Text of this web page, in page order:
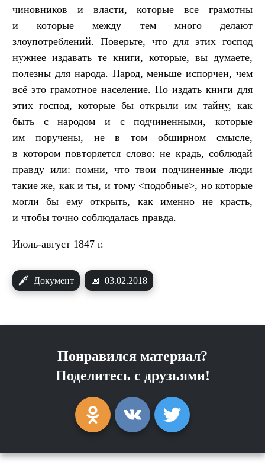
чиновников и власти, которые все грамотны
и которые между тем много делают
злоупотреблений. Поверьте, что для этих господ
нужнее издавать те книги, которые, вы думаете,
полезны для народа. Народ, меньше испорчен, чем
всё это грамотное население. Но издать книги для
этих господ, которые бы открыли им тайну, как
быть с народом и с подчиненными, которые
им поручены, не в том обширном смысле,
в котором повторяется слово: не крадь, соблюдай
правду или: помни, что твои подчиненные люди
такие же, как и ты, и тому <подобные>, но которые
могли бы ему открыть, как именно не красть,
и чтобы точно соблюдалась правда.
Июль-август 1847 г.
🖋 Документ 📅 03.02.2018
Понравился материал?
Поделитесь с друзьями!